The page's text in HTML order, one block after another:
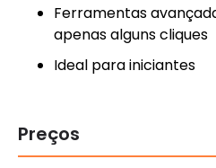
Ferramentas
apenas alguns cliques
Ideal para iniciantes
Preços